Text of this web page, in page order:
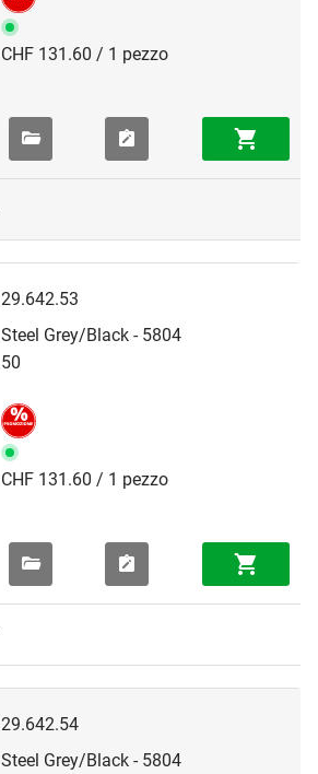
CHF 131.60 / 1 pezzo
29.642.53
Steel Grey/Black - 5804
50
CHF 131.60 / 1 pezzo
29.642.54
Steel Grey/Black - 5804